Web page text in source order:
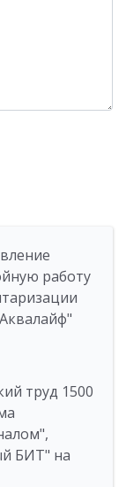
работу
труд 1500
БИТ" на